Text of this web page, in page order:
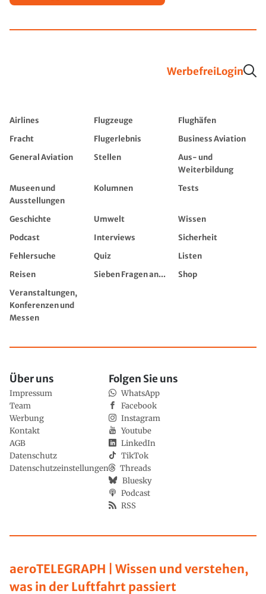
WerbefreiLogin
Airlines Flugzeuge
Flughäfen
Fracht
Flugerlebnis
Business Aviation
General Aviation
Stellen
Aus- und
Weiterbildung
Museen und
Ausstellungen
Kolumnen Tests
Geschichte Umwelt
Wissen
Podcast
Interviews
Sicherheit
Fehlersuche
Quiz
Listen
Reisen
Sieben Fragen an...
Shop
Veranstaltungen,
Konferenzen und
Messen
aeroTELEGRAPH | Wissen und verstehen,
was in der Luftfahrt passiert
Über uns
Impressum
Team
Werbung
Kontakt
AGB
Datenschutz
Datenschutzeinstellungen
Folgen Sie uns
WhatsApp
Facebook
Instagram
Youtube
LinkedIn
TikTok
Threads
Bluesky
Podcast
RSS